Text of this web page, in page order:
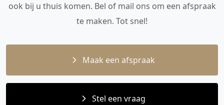
ook bij u thuis komen. Bel of mail ons om een afspraak
te maken. Tot snel!
Maak een afspraak
Stel een vraag